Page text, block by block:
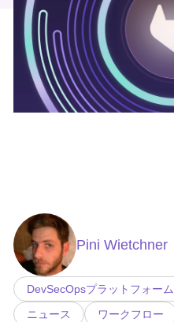
Pini Wietchner
DevSecOpsプラットフォーム
ニュース
ワークフロー